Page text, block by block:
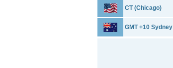
CT (Chicago)
GMT +10 Sydney